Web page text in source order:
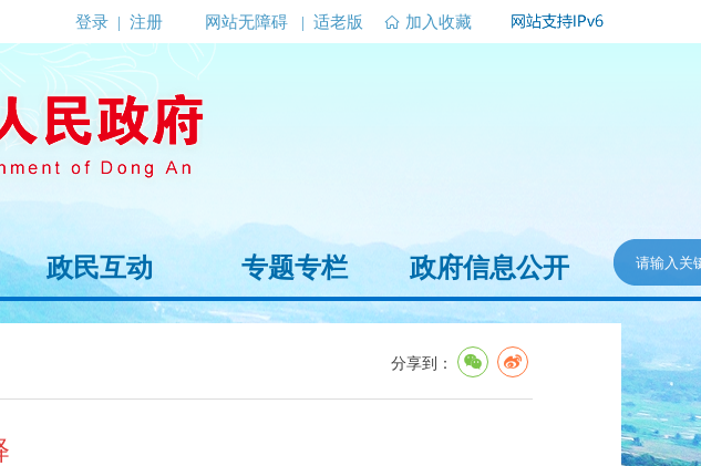
加入收藏
网站无障碍 | 适老版
登录 | 注册
政民互动 专题专栏 政府信息公开
分享到：